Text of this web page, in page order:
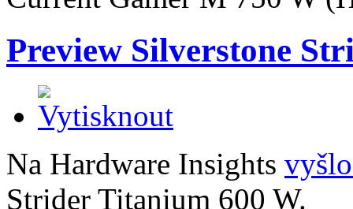
Preview Silverstone
Na Hardware Insights
Strider Titanium 600 W.